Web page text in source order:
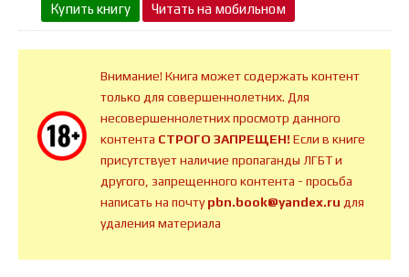
Купить книгу Читать на мобильном
Внимание! Книга может содержать контент
только для совершеннолетних. Для
несовершеннолетних просмотр данного
контента СТРОГО ЗАПРЕЩЕН!Если в книге
присутствует наличие пропаганды ЛГБТ и
другого, запрещенного контента - просьба
написать на почтуpbn.book@yandex.ru для
удаления материала